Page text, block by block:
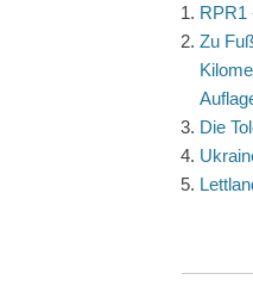
RPR1
Zu
Die